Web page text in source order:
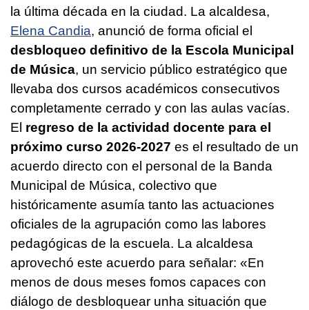
la última década en la ciudad. La alcaldesa,
Elena Candia, anunció de forma oficial el
desbloqueo definitivo de la Escola Municipal
de Música, un servicio público estratégico que
llevaba dos cursos académicos consecutivos
completamente cerrado y con las aulas vacías.
El regreso de la actividad docente para el
próximo curso 2026-2027 es el resultado de un
acuerdo directo con el personal de la Banda
Municipal de Música, colectivo que
históricamente asumía tanto las actuaciones
oficiales de la agrupación como las labores
pedagógicas de la escuela. La alcaldesa
aprovechó este acuerdo para señalar: «En
menos de dous meses fomos capaces con
diálogo de desbloquear unha situación que